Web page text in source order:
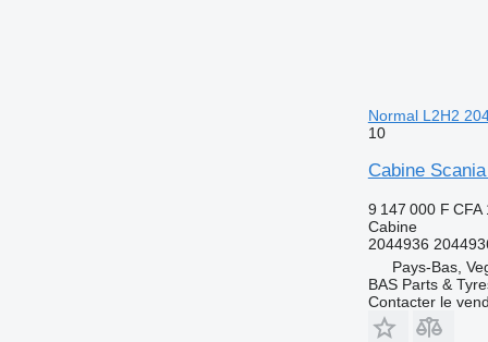
Normal L2H2
10
Cabine
9 147 000 F CFA
Cabine
2044936
Pays-Bas,
BAS Parts &
Contacter le